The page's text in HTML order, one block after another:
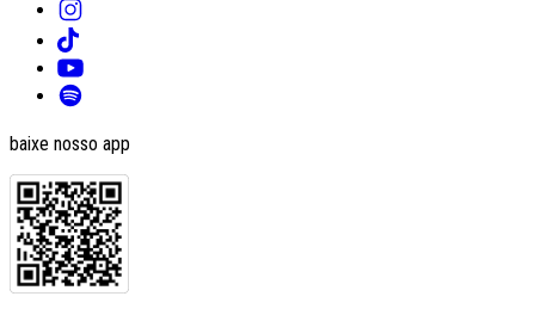
baixe nosso app